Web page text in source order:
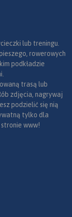
lub treningu.
rowerowych
podkładzie
trasą lub
zdjęcia, nagrywaj
podzielić się nią
tylko dla
www!